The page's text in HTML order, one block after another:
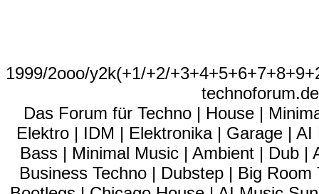
1999/2ooo/y2k(+1/+2/
Das Forum für Techno | House |
Elektro | IDM | Elektronika | Garage |
Bass | Minimal Music | Ambient | Dub
Business Techno | Dubstep | Big